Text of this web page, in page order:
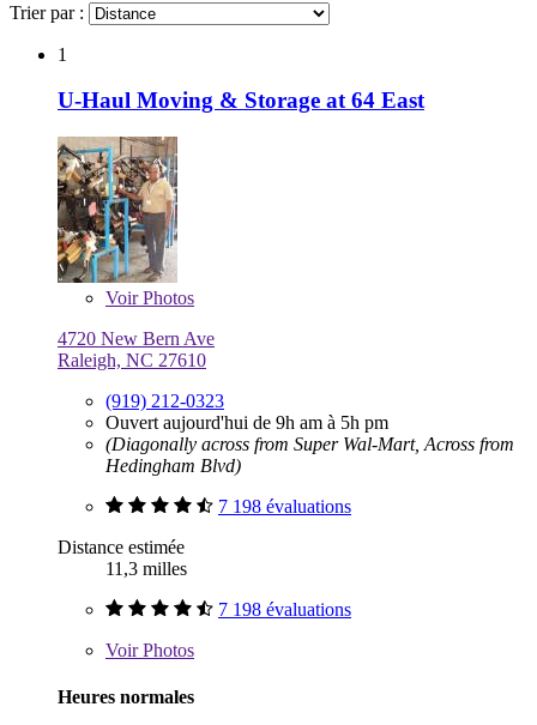
Trier par :
1
U-Haul Moving & Storage at 64 East
VoirPhotos
4720 New Bern Ave
Raleigh, NC 27610
(919) 212-0323
Ouvert aujourd'hui de 9h am à 5h pm
(Diagonally across from Super Wal-Mart, Across from
Hedingham Blvd)
7 198 évaluations
Distance estimée
11,3 milles
7 198 évaluations
VoirPhotos
Heures normales